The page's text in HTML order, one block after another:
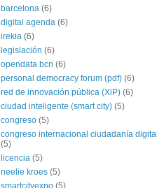
barcelona (6)
digital agenda (6)
irekia (6)
legislación (6)
opendata bcn (6)
personal democracy forum (pdf) (6)
red de innovación pública (XiP) (6)
ciudad inteligente (smart city) (5)
congreso (5)
congreso internacional ciudadanía digital
(5)
licencia (5)
neelie kroes (5)
smartcityexpo (5)